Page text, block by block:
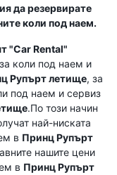
да резервирате
коли под наем.
"Car Rental"
коли под наем и
Рупърт летище, за
под наем и сервиз
.По този начин
най-ниската
в Принц Рупърт
нашите цени
в Принц Рупърт